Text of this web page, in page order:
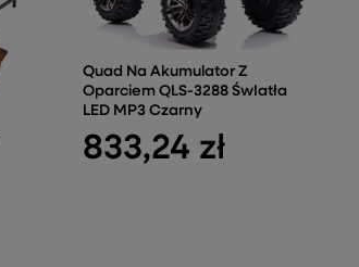
Quad Na Akumulator Z
Oparciem QLS-3288 ŚwIatła
LED MP3 Czarny
833,24 zł